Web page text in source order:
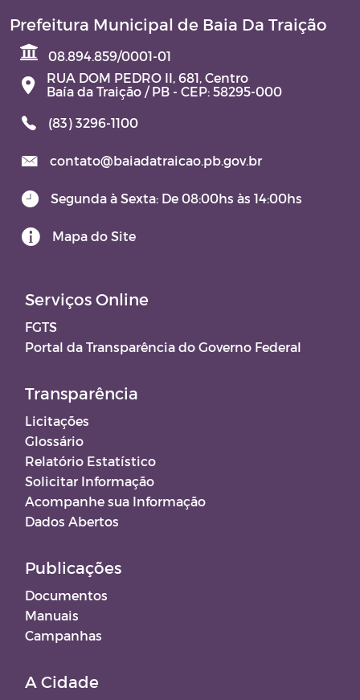
Prefeitura Municipal de Baia Da Traição
08.894.859/0001-01
RUA DOM PEDRO II, 681, Centro
Baía da Traição / PB - CEP: 58295-000
(83) 3296-1100
contato@baiadatraicao.pb.gov.br
Segunda à Sexta: De 08:00hs às 14:00hs
Mapa do Site
Serviços Online
FGTS
Portal da Transparência do Governo Federal
Transparência
Licitações
Glossário
Relatório Estatístico
Solicitar Informação
Acompanhe sua Informação
Dados Abertos
Publicações
Documentos
Manuais
Campanhas
A Cidade